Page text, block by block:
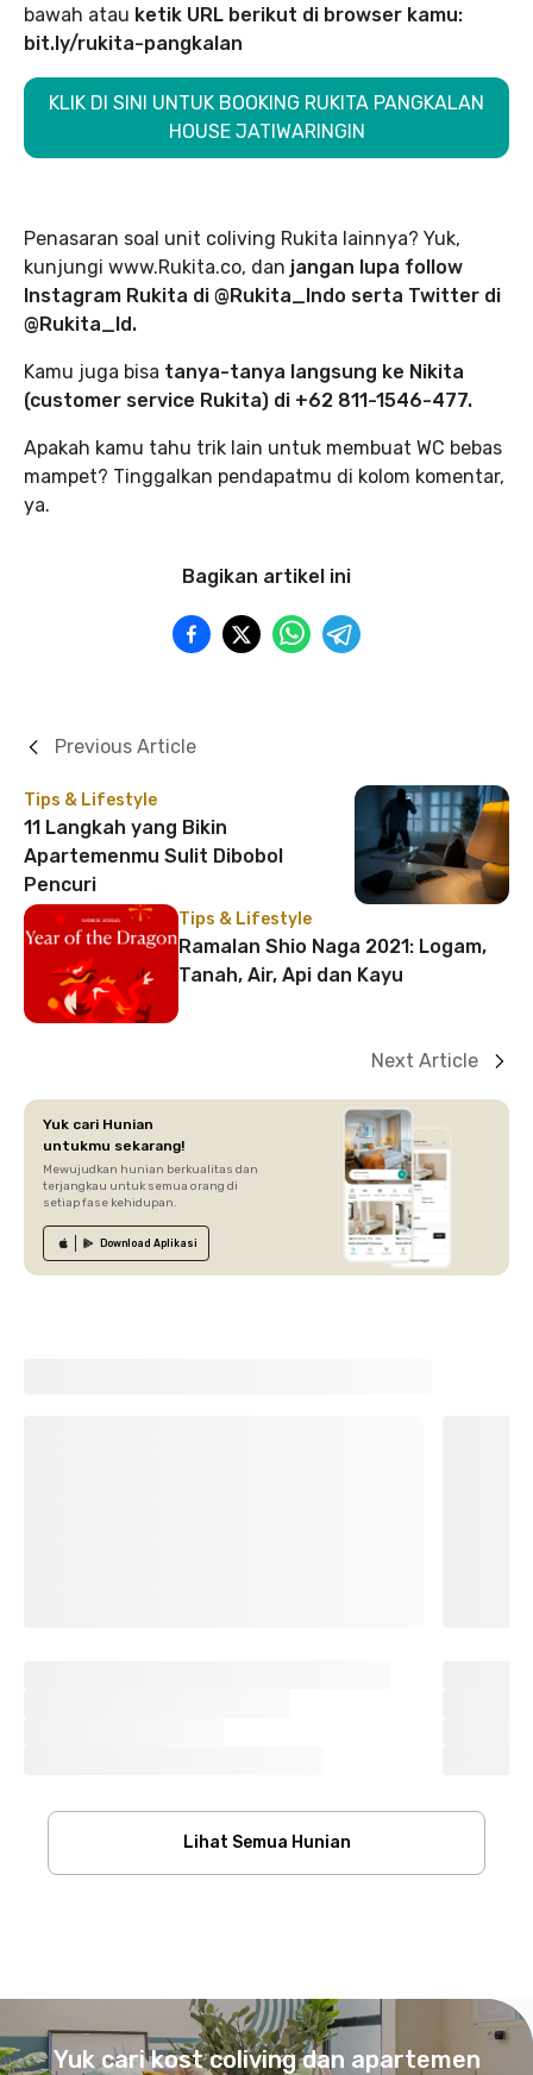
bawah atau ketik URL berikut di browser kamu:
bit.ly/rukita-pangkalan
KLIK DI SINI UNTUK BOOKING RUKITA PANGKALAN
HOUSE JATIWARINGIN
Penasaran soal unit coliving Rukita lainnya? Yuk,
kunjungi www.Rukita.co, dan jangan lupa follow
Instagram Rukita di @Rukita_Indo serta Twitter di
@Rukita_Id.
Kamu juga bisa tanya-tanya langsung ke Nikita
(customer service Rukita) di +62 811-1546-477.
Apakah kamu tahu trik lain untuk membuat WC bebas
mampet? Tinggalkan pendapatmu di kolom komentar,
ya.
Bagikan artikel ini
Tips & Lifestyle
11 Langkah yang Bikin
Apartemenmu Sulit Dibobol
Pencuri
Previous Article
Tips & Lifestyle
Ramalan Shio Naga 2021: Logam,
Tanah, Air, Api dan Kayu
Next Article
Yuk cari Hunian
untukmu sekarang!
Mewujudkan hunian berkualitas dan
terjangkau untuk semua orang di
setiap fase kehidupan.
Download Aplikasi
Lihat Semua Hunian
Yuk cari kost coliving dan apartemen